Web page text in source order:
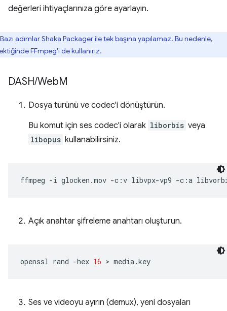
değerleri ihtiyaçlarınıza göre ayarlayın.
Bazı adımlar Shaka Packager ile tek başına yapılamaz. Bu nedenle,
FFmpeg'i de kullanırız.
DASH/WebM
Dosya türünü ve codec'i dönüştürün.
Bu komut için ses codec'i olarak liborbis veya
libopus kullanabilirsiniz.
ffmpeg -i glocken.mov -c:v libvpx-vp9 -c:a
Açık anahtar şifreleme anahtarı oluşturun.
openssl rand -hex 16 >
Ses ve videoyu ayırın (demux), yeni dosyaları